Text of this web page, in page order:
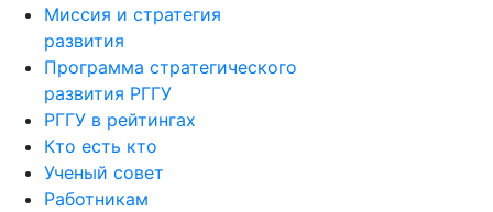
Миссия и стратегия
развития
Программа стратегического
развития РГГУ
РГГУ в рейтингах
Кто есть кто
Ученый совет
Работникам